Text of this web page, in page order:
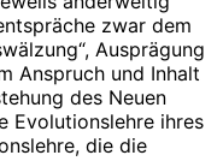
zwar dem
Ausprägung
Anspruch und Inhalt
des Neuen
Evolutionslehre ihres
die die